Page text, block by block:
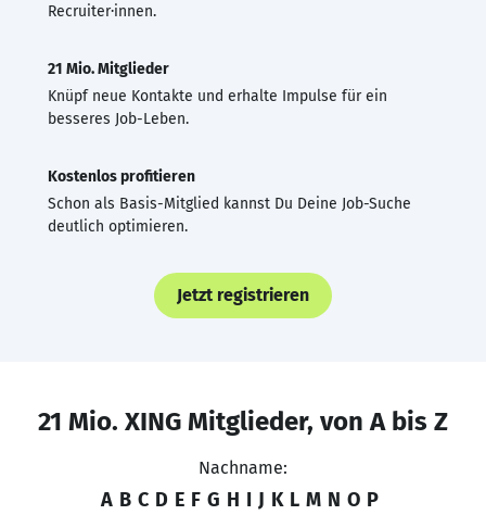
Recruiter·innen.
21 Mio. Mitglieder
Knüpf neue Kontakte und erhalte Impulse für ein
besseres Job-Leben.
Kostenlos profitieren
Schon als Basis-Mitglied kannst Du Deine Job-Suche
deutlich optimieren.
Jetzt registrieren
21 Mio. XING Mitglieder, von A bis Z
Nachname:
A B C D E F G H I J K L M N O P